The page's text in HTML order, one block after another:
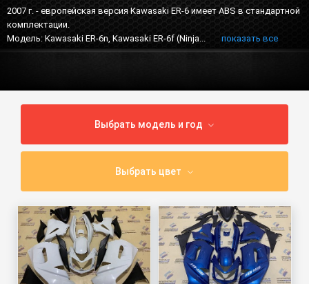
+7 (910) 684-44-88
info@мотопластик.рф
2007 г. - европейская версия Kawasaki ER-6 имеет ABS в стандартной
комплектации.
Модель: Kawasaki ER-6n, Kawasaki ER-6f (Ninja...
показать все
Выбрать модель и год
Выбрать цвет